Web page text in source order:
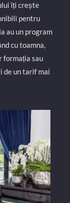
îți crește
pentru
au un program
cu toamna,
formația sau
de un tarif mai